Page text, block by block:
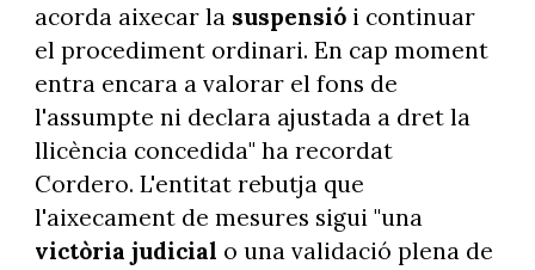
acorda aixecar la suspensió i continuar
el procediment ordinari. En cap moment
entra encara a valorar el fons de
l'assumpte ni declara ajustada a dret la
llicència concedida" ha recordat
Cordero. L'entitat rebutja que
l'aixecament de mesures sigui "una
victòria judicial o una validació plena de